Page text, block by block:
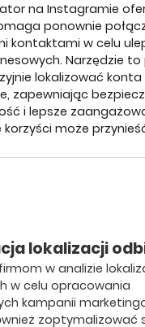
na Instagramie
ponownie
kontaktami w celu
Narzędzie
lokalizować konta
zapewniając
i lepsze
korzyści może
lokalizacji
w analizie
w celu opracowania
kampanii
zoptymalizować